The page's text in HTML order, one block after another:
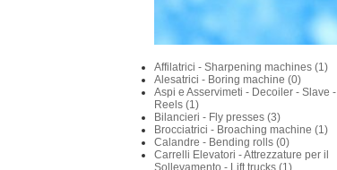
Affilatrici - Sharpening machines (1)
Alesatrici - Boring machine (0)
Aspi e Asservimeti - Decoiler - Slave -
Reels (1)
Bilancieri - Fly presses (3)
Brocciatrici - Broaching machine (1)
Calandre - Bending rolls (0)
Carrelli Elevatori - Attrezzature per il
Sollevamento - Lift trucks (1)